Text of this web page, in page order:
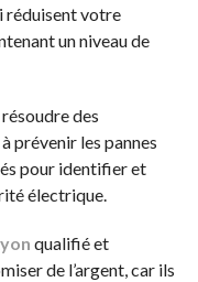
réduisent votre
un niveau de
des
prévenir les pannes
pour identifier et
électrique.
qualifié et
de l’argent, car ils